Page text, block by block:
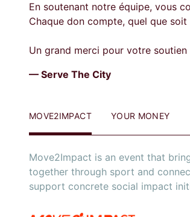
En soutenant notre équipe, vous
Chaque don compte, quel que soit
Un grand merci pour votre
— Serve The City
MOVE2IMPACT YOUR MONEY
Move2Impact is an event that
together through sport and
support concrete social impact